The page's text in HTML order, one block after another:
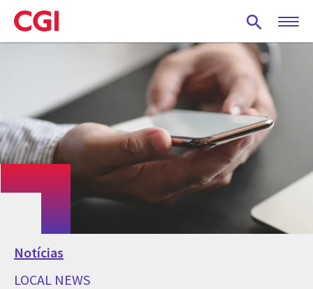
Skip
to
main
Notícias
LOCAL NEWS